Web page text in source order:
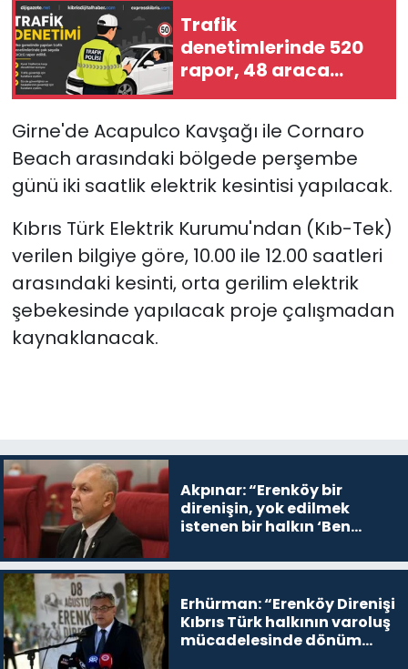
Trafik
denetimlerinde 520
rapor, 48 araca
trafikten men, 3
Girne'de Acapulco Kavşağı ile Cornaro
Beach arasındaki bölgede perşembe
günü iki saatlik elektrik kesintisi yapılacak.
Kıbrıs Türk Elektrik Kurumu'ndan (Kıb-Tek)
verilen bilgiye göre, 10.00 ile 12.00 saatleri
arasındaki kesinti, orta gerilim elektrik
şebekesinde yapılacak proje çalışmadan
kaynaklanacak.
Akpınar: “Erenköy bir
direnişin, yok edilmek
istenen bir halkın ‘Ben
devam edeceğim’ dediği
Erhürman: “Erenköy Direnişi
Kıbrıs Türk halkının varoluş
mücadelesinde dönüm
Moda
Nöbetçi Eczaneler
Otomobil Dünyası
Politika
SAĞLIK
Spor
Teknoloji
TÜRKiYE
Yazarlar